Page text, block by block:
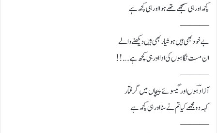
کچھ اور ہی سمجھے تھے ہوا اور ہی کچھ ہے
———
بے خود بھی ہیں ہوشیار بھی ہیں دیکھنے والے
ان مست نگاہوں کی ادا اور ہی کچھ ہے….!!
———
آزادؔ ہوں اور گیسوئے پیچاں میں گرفتار
کہہ دو مجھے کیا تم نے سنا اور ہی کچھ ہے
———